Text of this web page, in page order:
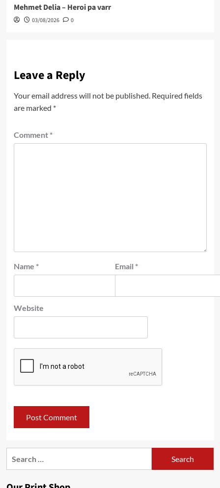
Mehmet Delia – Heroi pa varr
03/08/2026 0
Leave a Reply
Your email address will not be published. Required fields
are marked *
Comment *
Name * Email *
Website